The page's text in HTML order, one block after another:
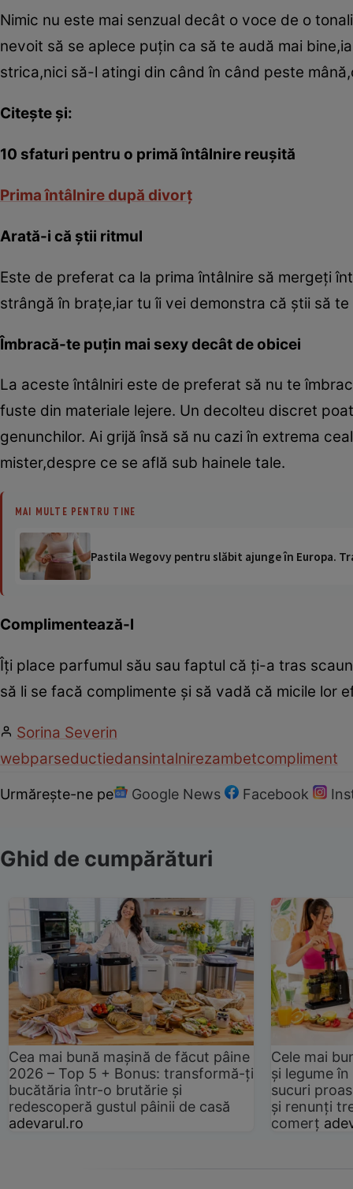
Nimic nu este mai senzual decât o voce de o
nevoit să se aplece puţin ca să te audă mai
strica,nici să-l atingi din când în când peste
Citeşte şi:
10 sfaturi pentru o primă întâlnire reuşită
Prima întâlnire după divorţ
Arată-i că ştii ritmul
Este de preferat ca la prima întâlnire să mergeţi
strângă în braţe,iar tu îi vei demonstra că ştii să
Îmbracă-te puţin mai sexy decât de obicei
La aceste întâlniri este de preferat să nu te
fuste din materiale lejere. Un decolteu discret
genunchilor. Ai grijă însă să nu cazi în extrema
mister,despre ce se află sub hainele tale.
MAI MULTE PENTRU TINE
Pastila Wegovy pentru slăbit ajunge în Europa.
Complimentează-l
Îţi place parfumul său sau faptul că ţi-a tras
să li se facă complimente şi să vadă că micile lor
Sorina Severin
webparseductiedansintalnirezambetcompliment
Urmărește-ne pe Google News Facebook
Ghid de cumpărături
Cea mai bună mașină de făcut pâine
2026 – Top 5 + Bonus: transformă-ți
bucătăria într-o brutărie și
redescoperă gustul pâinii de casă
adevarul.ro
Cele mai
și legume
sucuri
și renunți
comerț